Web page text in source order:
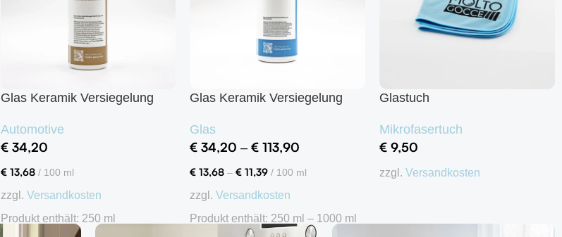
Glas Keramik Versiegelung
Automotive
€34,20
€13,68/ 100 ml
zzgl. Versandkosten
Produkt enthält: 250 ml
Glas Keramik Versiegelung
Glas
€ 34,20 –€ 113,90
€ 13,68 –€ 11,39 / 100 ml
zzgl.Versandkosten
Produkt enthält: 250 ml – 1000 ml
Glastuch
Mikrofasertuch
€ 9,50
zzgl.Versandkosten